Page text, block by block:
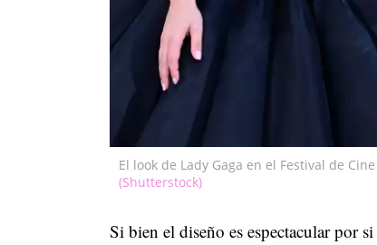
El look de Lady Gaga en el Festival de
(Shutterstock)
Si bien el diseño es espectacular por